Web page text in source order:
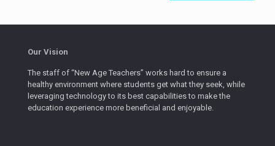
Our Vision
The staff of “New Age Teachers” works hard to ensure a
healthy environment where students get what they seek, while
leveraging technology to its best capabilities to make the
education experience more beneficial and enjoyable.